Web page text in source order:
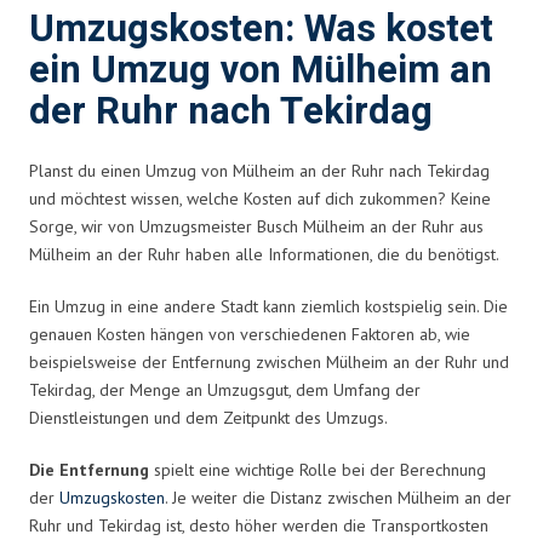
Umzugskosten: Was kostet
ein Umzug von Mülheim an
der Ruhr nach Tekirdag
Planst du einen Umzug von Mülheim an der Ruhr nach Tekirdag
und möchtest wissen, welche Kosten auf dich zukommen? Keine
Sorge, wir von Umzugsmeister Busch Mülheim an der Ruhr aus
Mülheim an der Ruhr haben alle Informationen, die du benötigst.
Ein Umzug in eine andere Stadt kann ziemlich kostspielig sein. Die
genauen Kosten hängen von verschiedenen Faktoren ab, wie
beispielsweise der Entfernung zwischen Mülheim an der Ruhr und
Tekirdag, der Menge an Umzugsgut, dem Umfang der
Dienstleistungen und dem Zeitpunkt des Umzugs.
Die Entfernung spielt eine wichtige Rolle bei der Berechnung
der Umzugskosten. Je weiter die Distanz zwischen Mülheim an der
Ruhr und Tekirdag ist, desto höher werden die Transportkosten